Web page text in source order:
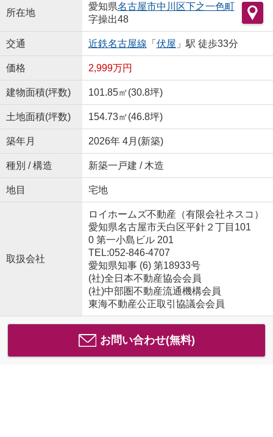
所在地
愛知県名古屋市中川区下之一色町
字操出48
交通 近鉄名古屋線 「 伏屋 」駅 徒歩33分
価格 2,999万円
建物面積(坪数) 101.85㎡(30.8坪)
土地面積(坪数) 154.73㎡(46.8坪)
築年月 2026年 4月(新築)
種別 / 構造 新築一戸建 / 木造
地目 宅地
取扱会社
ロイホームズ不動産（有限会社ネスコ）
愛知県名古屋市天白区平針２丁目101
0 第一小島ビル 201
TEL:052-846-4707
愛知県知事 (6) 第18933号
(社)全日本不動産協会会員
(社)中部圏不動産流通機構会員
東海不動産公正取引協議会会員
お問い合わせ(無料)